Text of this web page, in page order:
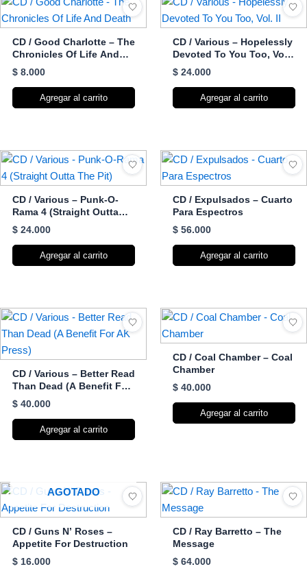
CD / Good Charlotte – The
Chronicles Of Life And
Death
$8.000
Agregar al carrito
CD / Various – Hopelessly
Devoted To You Too, Vol.
II
$24.000
Agregar al carrito
CD / Various – Punk-O-
Rama 4 (Straight Outta
The Pit)
$24.000
Agregar al carrito
CD / Expulsados – Cuarto
Para Espectros
$56.000
Agregar al carrito
CD / Various – Better Read
Than Dead (A Benefit For
AK Press)
$40.000
Agregar al carrito
CD / Coal Chamber – Coal
Chamber
$40.000
Agregar al carrito
AGOTADO
CD / Guns N’ Roses –
Appetite For Destruction
$16.000
CD / Ray Barretto – The
Message
$64.000